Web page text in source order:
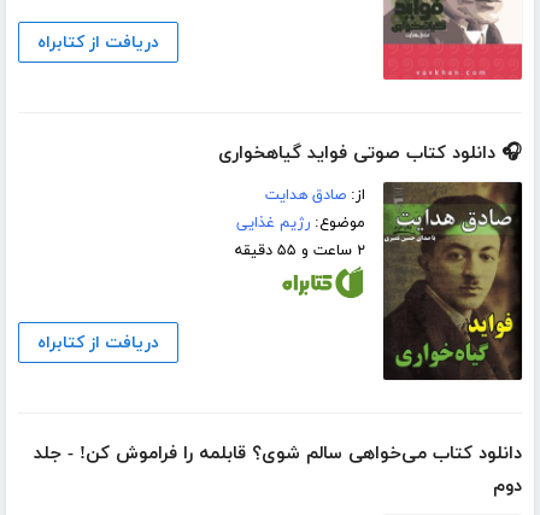
دریافت از کتابراه
🎧 دانلود کتاب صوتی فواید گیاهخواری
از:صادق هدایت
موضوع:رژیم غذایی
۲ ساعت و ۵۵ دقیقه
دریافت از کتابراه
دانلود کتاب می‌خواهی سالم شوی؟ قابلمه را فراموش کن! - جلد
دوم